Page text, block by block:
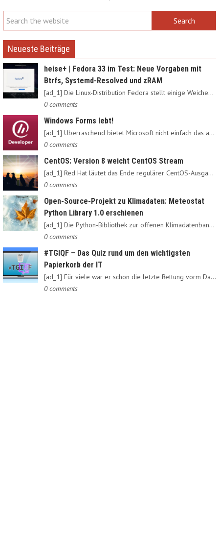
Neueste Beiträge
heise+ | Fedora 33 im Test: Neue Vorgaben mit
Btrfs, Systemd-Resolved und zRAM
[ad_1] Die Linux-Distribution Fedora stellt einige Weichen neu:…
0 comments
Windows Forms lebt!
[ad_1] Überraschend bietet Microsoft nicht einfach das alte…
0 comments
CentOS: Version 8 weicht CentOS Stream
[ad_1] Red Hat läutet das Ende regulärer CentOS-Ausgaben ein:…
0 comments
Open-Source-Projekt zu Klimadaten: Meteostat
Python Library 1.0 erschienen
[ad_1] Die Python-Bibliothek zur offenen Klimadatenbank Meteostat…
0 comments
#TGIQF – Das Quiz rund um den wichtigsten
Papierkorb der IT
[ad_1] Für viele war er schon die letzte Rettung vorm Daten-Nirvana:…
0 comments